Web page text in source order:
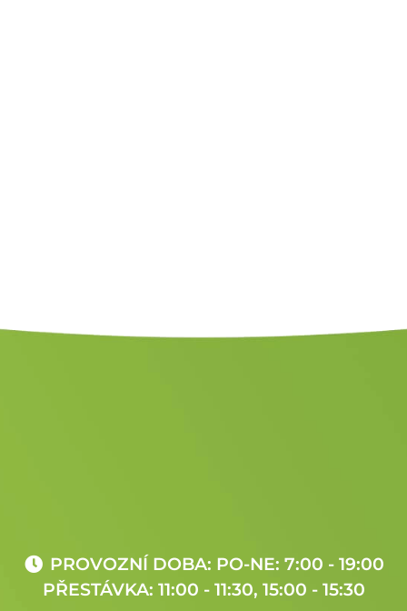
PROVOZNÍ DOBA: PO-NE: 7:00 - 19:00
PŘESTÁVKA: 11:00 - 11:30, 15:00 - 15:30